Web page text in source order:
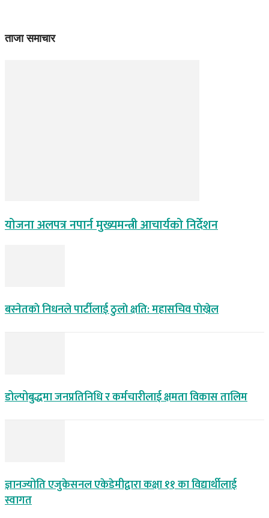
ताजा समाचार
योजना अलपत्र नपार्न मुख्यमन्त्री आचार्यको निर्देशन
बस्नेतकाे निधनले पार्टीलाई ठुलाे क्षति: महासचिव पाेख्रेल
डोल्पोबुद्धमा जनप्रतिनिधि र कर्मचारीलाई क्षमता विकास तालिम
ज्ञानज्योति एजुकेसनल एकेडेमीद्वारा कक्षा ११ का विद्यार्थीलाई
स्वागत